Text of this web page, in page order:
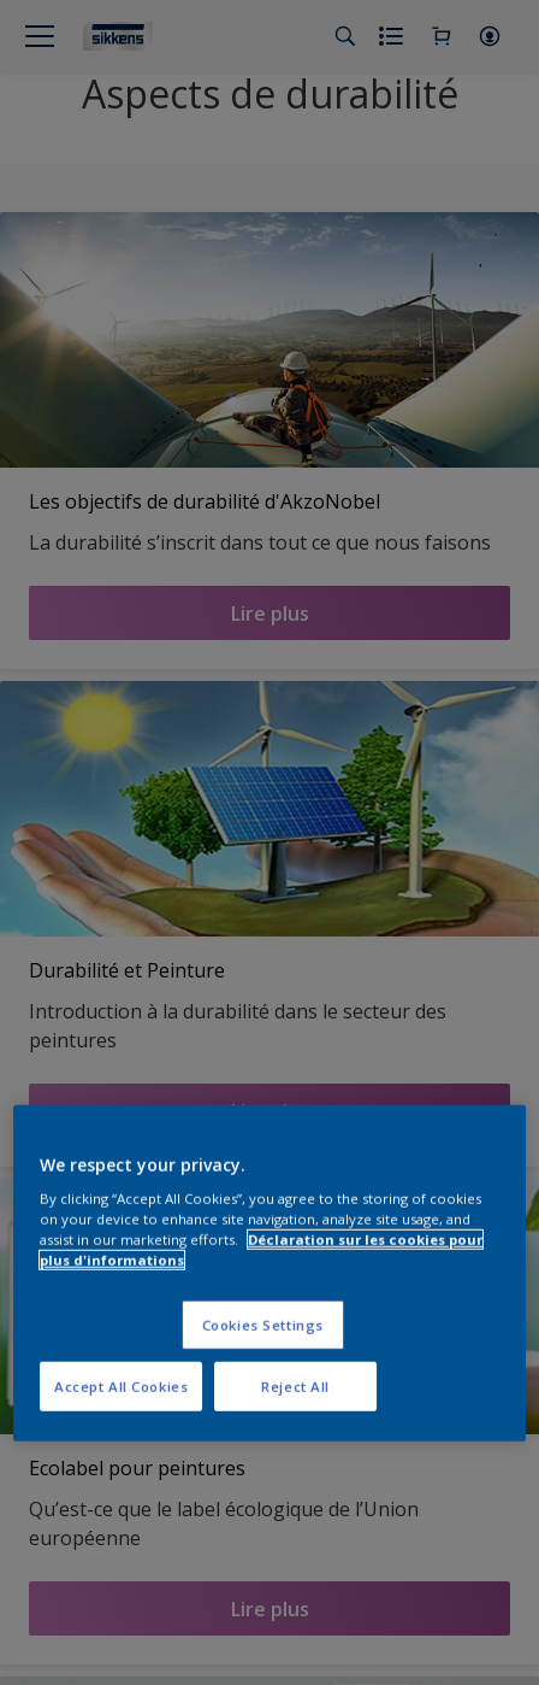
Aspects de durabilité
Les objectifs de durabilité d'AkzoNobel
La durabilité s’inscrit dans tout ce que nous faisons
Lire plus
Durabilité et Peinture
Introduction à la durabilité dans le secteur des
peintures
Lire plus
Ecolabel pour peintures
Qu’est-ce que le label écologique de l’Union
européenne
Lire plus
We respect your privacy.
By clicking “Accept All Cookies”, you agree to the storing of cookies
on your device to enhance site navigation, analyze site usage, and
assist in our marketing efforts.
Déclaration sur les cookies pour
plus d'informations
Cookies Settings
Reject All
Accept All Cookies